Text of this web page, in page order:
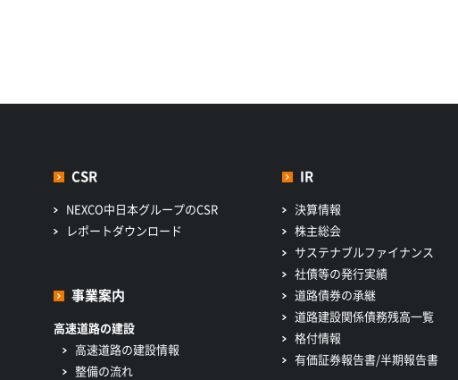
CSR
NEXCO中日本グループのCSR
レポートダウンロード
事業案内
高速道路の建設
高速道路の建設情報
整備の流れ
IR
決算情報
株主総会
サステナブルファイナンス
社債等の発行実績
道路債券の承継
道路建設関係債務残高一覧
格付情報
有価証券報告書/半期報告書